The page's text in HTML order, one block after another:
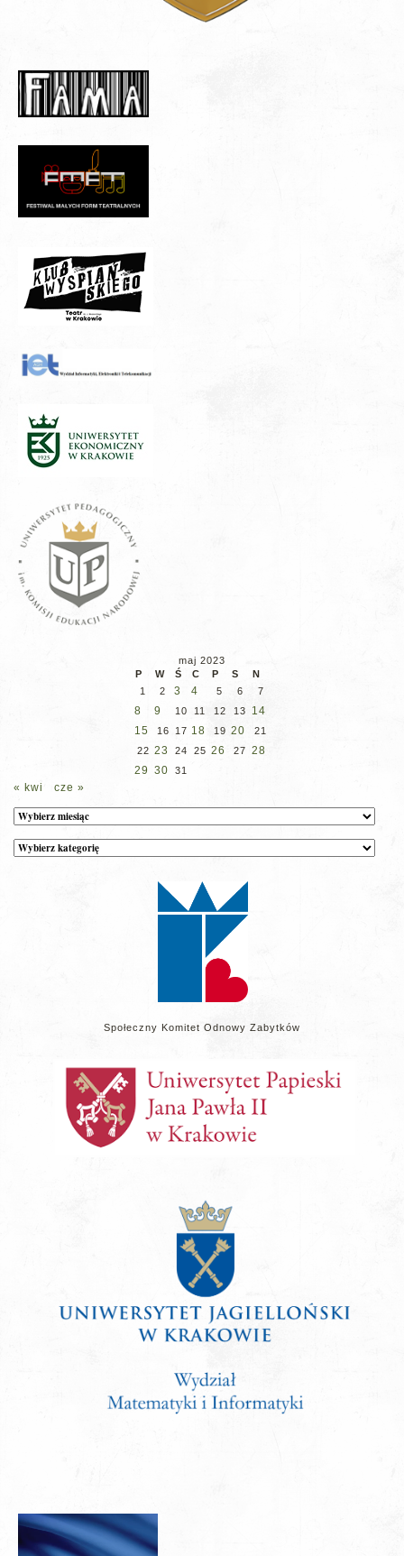
maj 2023
P
W Ś C P S
N
1
2 3 4 5 6 7
8 9 10 11 12 13
14
15
16 17 18 19 20
21
22 23 24 25 26 27 28
29 30 31
« kwi cze »
Archiwum
Kategorie
wpisów
Społeczny Komitet Odnowy Zabytków